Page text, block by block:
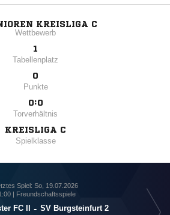
KREISLIGA C
Wettbewerb
1
Tabellenplatz
0
Punkte
0:0
Torverhältnis
KREISLIGA C
Spielklasse
Spiel: So, 19.07.2026
| Freundschaftsspiele
FC II - SV Burgsteinfurt 2